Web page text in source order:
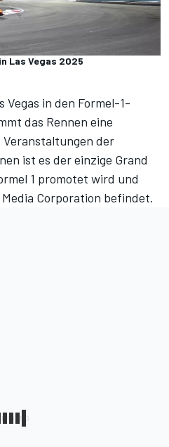
Las Vegas 2025
Vegas in den Formel-1-
das Rennen eine
der
ist es der einzige Grand
1 promotet wird und
Corporation befindet.